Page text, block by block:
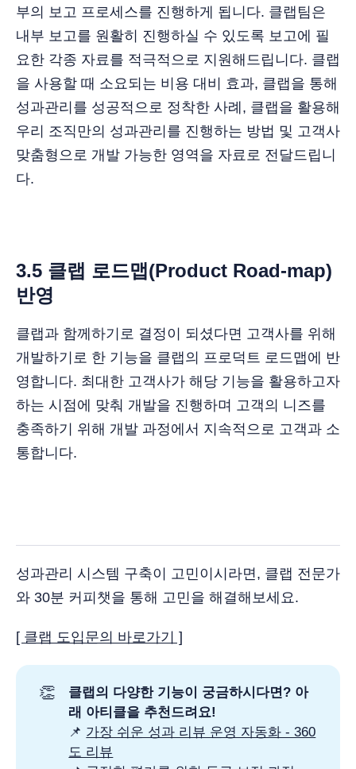
부의 보고 프로세스를 진행하게 됩니다. 클랩팀은
내부 보고를 원활히 진행하실 수 있도록 보고에 필
요한 각종 자료를 적극적으로 지원해드립니다. 클랩
을 사용할 때 소요되는 비용 대비 효과, 클랩을 통해
성과관리를 성공적으로 정착한 사례, 클랩을 활용해
우리 조직만의 성과관리를 진행하는 방법 및 고객사
맞춤형으로 개발 가능한 영역을 자료로 전달드립니
다.
3.5 클랩 로드맵(Product Road-map)
반영
클랩과 함께하기로 결정이 되셨다면 고객사를 위해
개발하기로 한 기능을 클랩의 프로덕트 로드맵에 반
영합니다. 최대한 고객사가 해당 기능을 활용하고자
하는 시점에 맞춰 개발을 진행하며 고객의 니즈를
충족하기 위해 개발 과정에서 지속적으로 고객과 소
통합니다.
성과관리 시스템 구축이 고민이시라면, 클랩 전문가
와 30분 커피챗을 통해 고민을 해결해보세요.
[ 클랩 도입문의 바로가기 ]
👏
클랩의 다양한 기능이 궁금하시다면? 아
래 아티클을 추천드려요!
📌 가장 쉬운 성과 리뷰 운영 자동화 - 360
도 리뷰